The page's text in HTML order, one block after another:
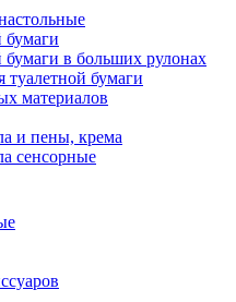
бумаги
бумаги в больших рулонах
бумаги
материалов
и пены, крема
сенсорные